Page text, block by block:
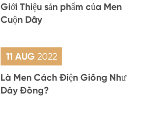
Giới Thiệu sản phẩm của Men
Cuộn Dây
11 AUG 2022
Là Men Cách Điện Giống Như
Dây Đồng?